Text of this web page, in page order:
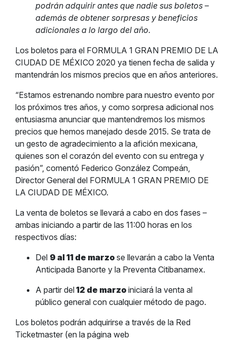
podrán adquirir antes que nadie sus boletos –
además de obtener sorpresas y beneficios
adicionales a lo largo del año.
Los boletos para el FORMULA 1 GRAN PREMIO DE LA
CIUDAD DE MÉXICO 2020 ya tienen fecha de salida y
mantendrán los mismos precios que en años anteriores.
“Estamos estrenando nombre para nuestro evento por
los próximos tres años, y como sorpresa adicional nos
entusiasma anunciar que mantendremos los mismos
precios que hemos manejado desde 2015. Se trata de
un gesto de agradecimiento a la afición mexicana,
quienes son el corazón del evento con su entrega y
pasión”, comentó Federico González Compeán,
Director General del FORMULA 1 GRAN PREMIO DE
LA CIUDAD DE MÉXICO.
La venta de boletos se llevará a cabo en dos fases –
ambas iniciando a partir de las 11:00 horas en los
respectivos días:
Del 9 al 11 de marzo se llevarán a cabo la Venta
Anticipada Banorte y la Preventa Citibanamex.
A partir del12 de marzo iniciará la venta al
público general con cualquier método de pago.
Los boletos podrán adquirirse a través de la Red
Ticketmaster (en la página web